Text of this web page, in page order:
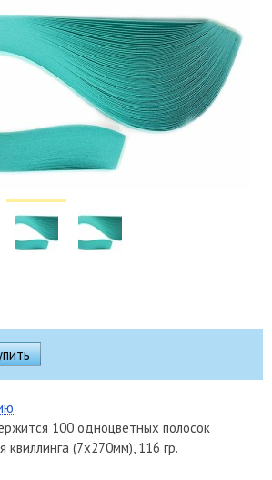
100 одноцветных полосок
квиллинга (7х270мм), 116 гр.